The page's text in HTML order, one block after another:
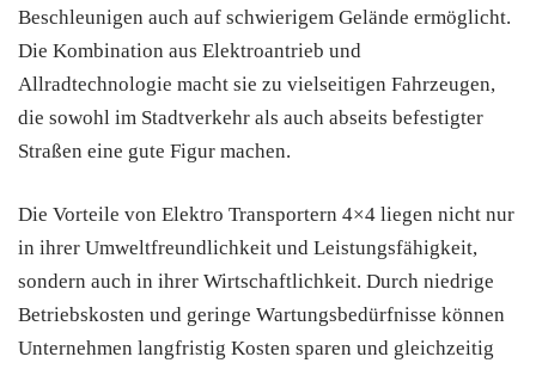
Beschleunigen auch auf schwierigem Gelände ermöglicht.
Die Kombination aus Elektroantrieb und
Allradtechnologie macht sie zu vielseitigen Fahrzeugen,
die sowohl im Stadtverkehr als auch abseits befestigter
Straßen eine gute Figur machen.
Die Vorteile von Elektro Transportern 4×4 liegen nicht nur
in ihrer Umweltfreundlichkeit und Leistungsfähigkeit,
sondern auch in ihrer Wirtschaftlichkeit. Durch niedrige
Betriebskosten und geringe Wartungsbedürfnisse können
Unternehmen langfristig Kosten sparen und gleichzeitig